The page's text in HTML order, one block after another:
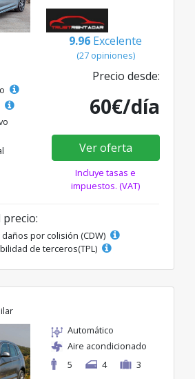
9.96 Excelente
(27 opiniones)
Precio desde:
60€/día
Ver oferta
Incluye tasas e
impuestos. (VAT)
por colisión (CDW)
de terceros(TPL)
Automático
Aire acondicionado
5
4 3